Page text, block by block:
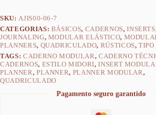
SKU: AJIS00-06-7
CATEGORIAS: BÁSICOS, CADERNOS,INSERTS
JOURNALING, MODULAR ELÁSTICO,
PLANNERS, QUADRICULADO, RÚSTICOS,
TAGS: CADERNO MODULAR, CADERNO
CADERNOS, ESTILO MIDORI,INSERT
PLANNER, PLANNER, PLANNER MODULAR,
QUADRICULADO
Pagamento seguro garantido